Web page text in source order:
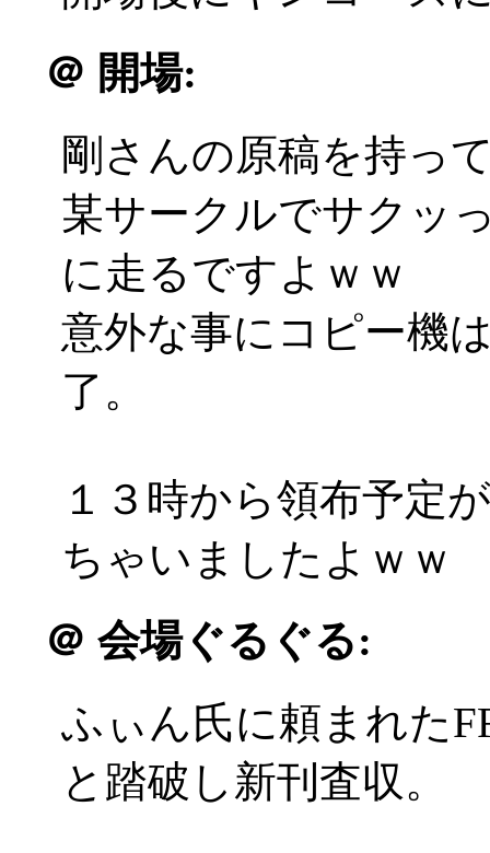
＠ 開場:
剛さんの原稿を持っ
某サークルでサクッ
に走るですよｗｗ
意外な事にコピー機
了。
１３時から領布予定
ちゃいましたよｗｗ
＠ 会場ぐるぐる:
ふぃん氏に頼まれた
と踏破し新刊査収。